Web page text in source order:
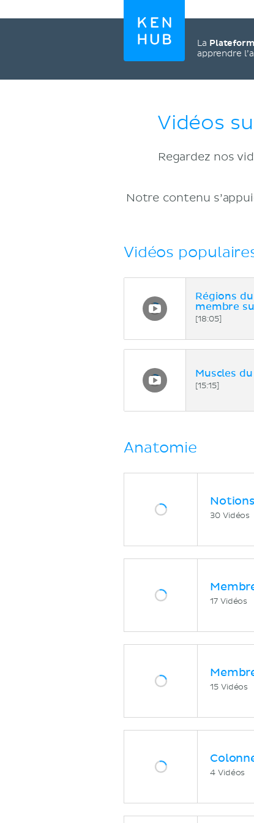
La
apprendre
Vidéos
Regardez nos
Notre contenu
Vidéos
Régions du
membre
[18:05]
Muscles
[15:15]
Anatomie
30 Vidéos
17 Vidéos
15 Vidéos
4 Vidéos